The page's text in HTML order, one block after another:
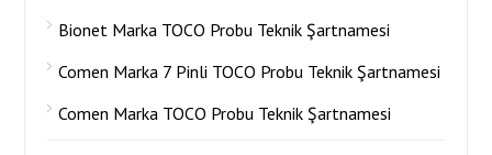
Bionet Marka TOCO Probu Teknik Şartnamesi
Comen Marka 7 Pinli TOCO Probu Teknik Şartnamesi
Comen Marka TOCO Probu Teknik Şartnamesi